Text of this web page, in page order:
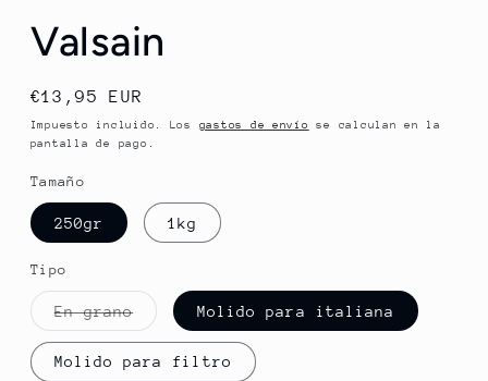
Valsain
Precio
habitual
€13,95 EUR
Impuesto incluido. Los gastos de envío
se calculan en la
pantalla de pago.
Tamaño
250gr 1kg
Tipo
En granoVariante
agotada
o
no
disponible
Molido para italiana
Molido para filtro